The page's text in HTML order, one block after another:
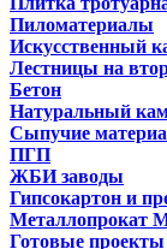
Пиломатериалы
Искусственный
Лестницы на
Бетон
Натуральный
Сыпучие
ПГП
ЖБИ заводы
Гипсокартон и
Металлопрокат
Готовые